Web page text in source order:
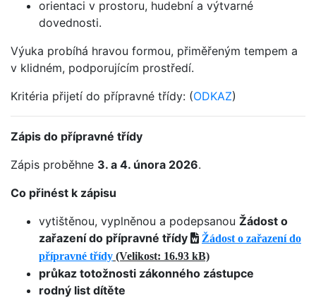
orientaci v prostoru, hudební a výtvarné
dovednosti.
Výuka probíhá hravou formou, přiměřeným tempem a
v klidném, podporujícím prostředí.
Kritéria přijetí do přípravné třídy: (ODKAZ)
Zápis do přípravné třídy
Zápis proběhne 3. a 4. února 2026.
Co přinést k zápisu
vytištěnou, vyplněnou a podepsanou Žádost o
zařazení do přípravné třídy
Žádost o zařazení do
přípravné třídy (Velikost: 16.93 kB)
průkaz totožnosti zákonného zástupce
rodný list dítěte